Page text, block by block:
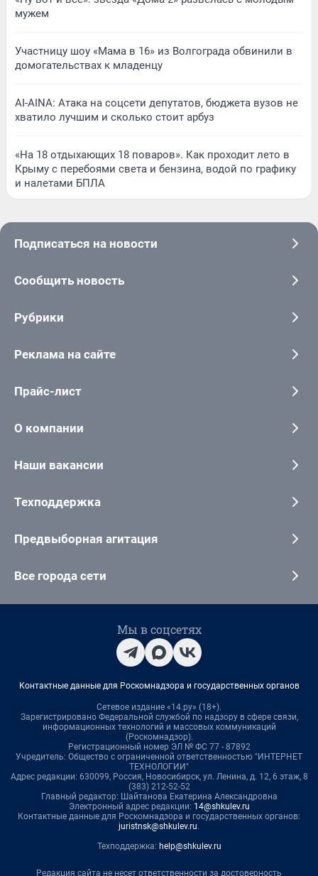
мужем
Участницу шоу «Мама в 16» из Волгограда обвинили в
домогательствах к младенцу
AI-AINA: Атака на соцсети депутатов, бюджета вузов не
хватило лучшим и сколько стоит арбуз
«На 18 отдыхающих 18 поваров». Как проходит лето в
Крыму с перебоями света и бензина, водой по графику
и налетами БПЛА
Подписаться на новости
Сообщить новость
Рубрики
Реклама на сайте
Прайс-лист
О компании
Наши вакансии
Техподдержка
Предвыборная агитация
Все города сети
Мы в соцсетях
Контактные данные для Роскомнадзора и государственных органов
Сетевое издание «14.ру» (18+).
Зарегистрировано Федеральной службой по надзору в сфере связи,
информационных технологий и массовых коммуникаций
(Роскомнадзор).
Регистрационный номер ЭЛ № ФС 77 - 87892
Учредитель: Общество с ограниченной ответственностью "ИНТЕРНЕТ
ТЕХНОЛОГИИ"
Адрес редакции: 630099, Россия, Новосибирск, ул. Ленина, д. 12, 6 этаж, 8
(383) 212-52-52
Главный редактор: Шайтанова Екатерина Александровна
Электронный адрес редакции: 14@shkulev.ru
Контактные данные для Роскомнадзора и государственных органов:
juristnsk@shkulev.ru.
Техподдержка: help@shkulev.ru
Редакция сайта не несет ответственности за достоверность